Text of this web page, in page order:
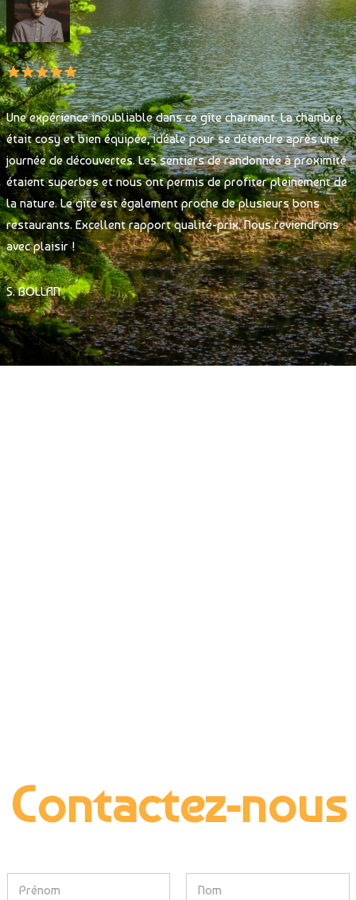
Une expérience inoubliable dans ce gîte charmant. La chambre
était cosy et bien équipée, idéale pour se détendre après une
journée de découvertes. Les sentiers de randonnée à proximité
étaient superbes et nous ont permis de profiter pleinement de
la nature. Le gîte est également proche de plusieurs bons
restaurants. Excellent rapport qualité-prix. Nous reviendrons
avec plaisir !
S. BOLLAN
Contactez-nous